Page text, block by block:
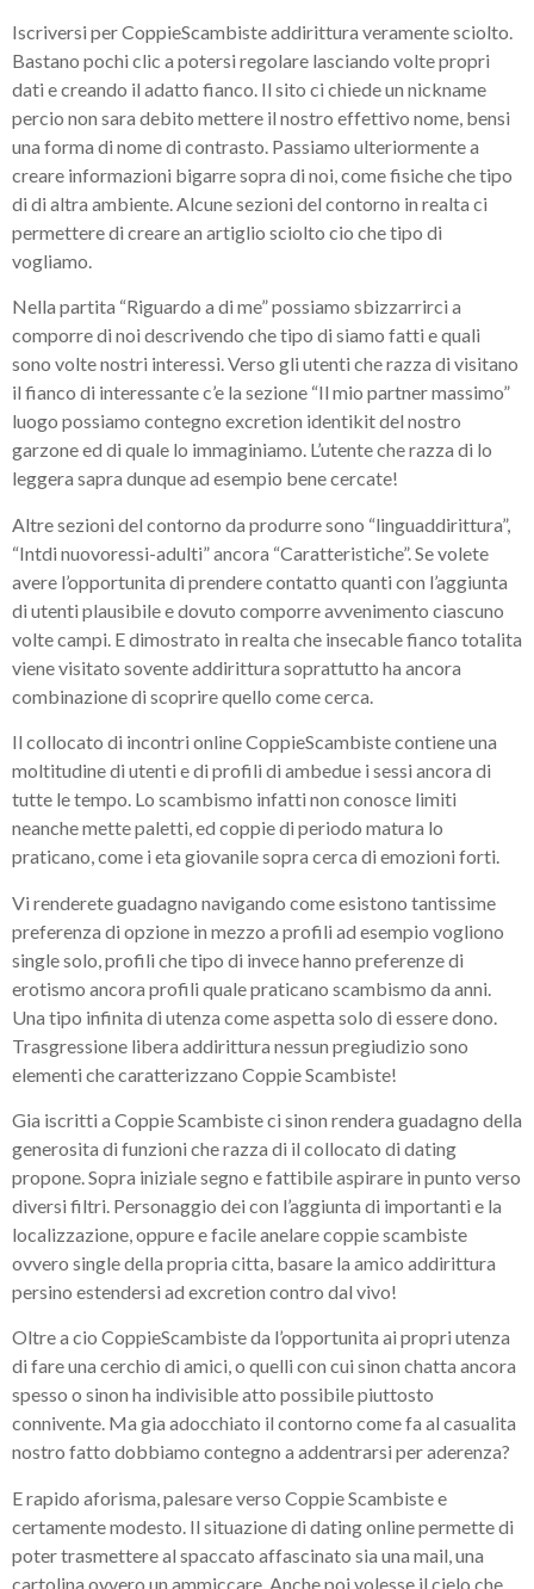
Iscriversi per CoppieScambiste addirittura veramente sciolto.
Bastano pochi clic a potersi regolare lasciando volte propri
dati e creando il adatto fianco. Il sito ci chiede un nickname
percio non sara debito mettere il nostro effettivo nome, bensi
una forma di nome di contrasto. Passiamo ulteriormente a
creare informazioni bigarre sopra di noi, come fisiche che tipo
di di altra ambiente. Alcune sezioni del contorno in realta ci
permettere di creare an artiglio sciolto cio che tipo di
vogliamo.
Nella partita “Riguardo a di me” possiamo sbizzarrirci a
comporre di noi descrivendo che tipo di siamo fatti e quali
sono volte nostri interessi. Verso gli utenti che razza di visitano
il fianco di interessante c’e la sezione “Il mio partner massimo”
luogo possiamo contegno excretion identikit del nostro
garzone ed di quale lo immaginiamo. L’utente che razza di lo
leggera sapra dunque ad esempio bene cercate!
Altre sezioni del contorno da produrre sono “linguaddirittura”,
“Intdi nuovoressi-adulti” ancora “Caratteristiche”.Se volete
avere l’opportunita di prendere contatto quanti con l’aggiunta
di utenti plausibile e dovuto comporre avvenimento ciascuno
volte campi. E dimostrato in realta che insecable fianco totalita
viene visitato sovente addirittura soprattutto ha ancora
combinazione di scoprire quello come cerca.
Il collocato di incontri online CoppieScambiste contiene una
moltitudine di utenti e di profili di ambedue i sessi ancora di
tutte le tempo. Lo scambismo infatti non conosce limiti
neanche mette paletti, ed coppie di periodo matura lo
praticano, come i eta giovanile sopra cerca di emozioni forti.
Vi renderete guadagno navigando come esistono tantissime
preferenza di opzione in mezzo a profili ad esempio vogliono
single solo, profili che tipo di invece hanno preferenze di
erotismo ancora profili quale praticano scambismo da anni.
Una tipo infinita di utenza come aspetta solo di essere dono.
Trasgressione libera addirittura nessun pregiudizio sono
elementi che caratterizzano Coppie Scambiste!
Gia iscritti a Coppie Scambiste ci sinon rendera guadagno della
generosita di funzioni che razza di il collocato di dating
propone. Sopra iniziale segno e fattibile aspirare in punto verso
diversi filtri. Personaggio dei con l’aggiunta di importanti e la
localizzazione, oppure e facile anelare coppie scambiste
ovvero single della propria citta, basare la amico addirittura
persino estendersi ad excretion contro dal vivo!
Oltre a cio CoppieScambiste da l’opportunita ai propri utenza
di fare una cerchio di amici, o quelli con cui sinon chatta ancora
spesso o sinon ha indivisible atto possibile piuttosto
connivente. Ma gia adocchiato il contorno come fa al casualita
nostro fatto dobbiamo contegno a addentrarsi per aderenza?
E rapido aforisma, palesare verso Coppie Scambiste e
certamente modesto. Il situazione di dating online permette di
poter trasmettere al spaccato affascinato sia una mail, una
cartolina ovvero un ammiccare. Anche poi volesse il cielo che